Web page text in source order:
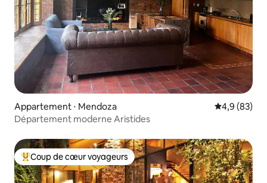
Appartement ⋅ Mendoza Évaluation
4,9 (83)
Département moderne Aristides
Coups de cœur voyageurs les plus appréciés
Coup de cœur voyageurs